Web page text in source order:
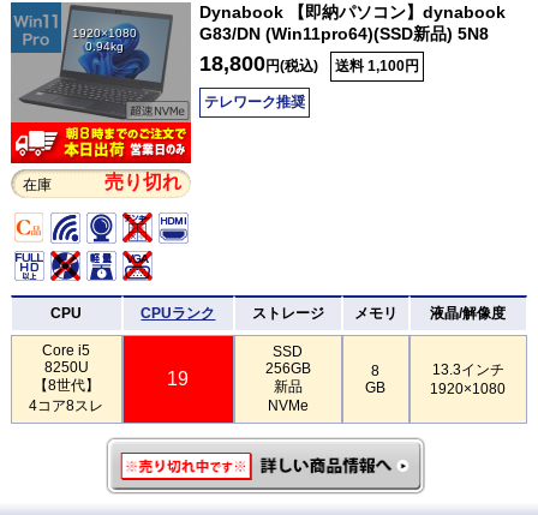
1920×1080
0.94kg
在庫 売り切れ
Dynabook 【即納パソコン】dynabook
G83/DN (Win11pro64)(SSD新品) 5N8
18,800円(税込) 送料 1,100円
テレワーク推奨
CPU CPUランク ストレージ メモリ 液晶/解像度
Core i5
8250U
【8世代】
4コア8スレ
19
SSD
256GB
新品
NVMe
8
GB
13.3インチ
1920×1080